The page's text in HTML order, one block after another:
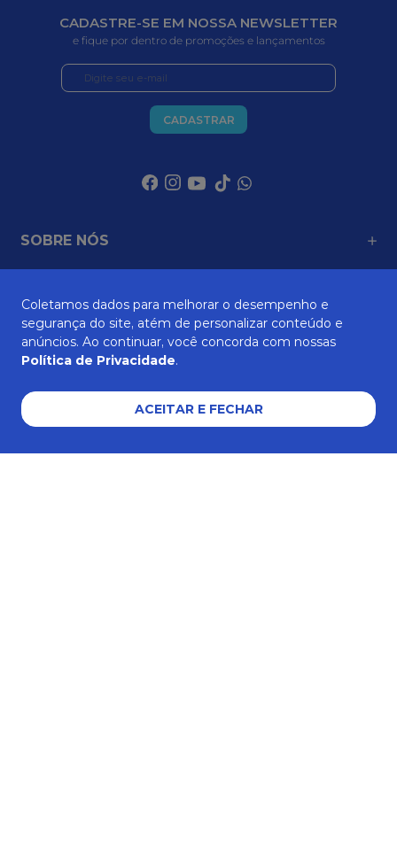
CADASTRE-SE EM NOSSA NEWSLETTER
e fique por dentro de promoções e lançamentos
CADASTRAR
SOBRE NÓS
ATENDIMENTO
Coletamos dados para melhorar o desempenho e
segurança do site, atém de personalizar conteúdo e
anúncios. Ao continuar, você concorda com nossas
Política de Privacidade.
ACEITAR E FECHAR